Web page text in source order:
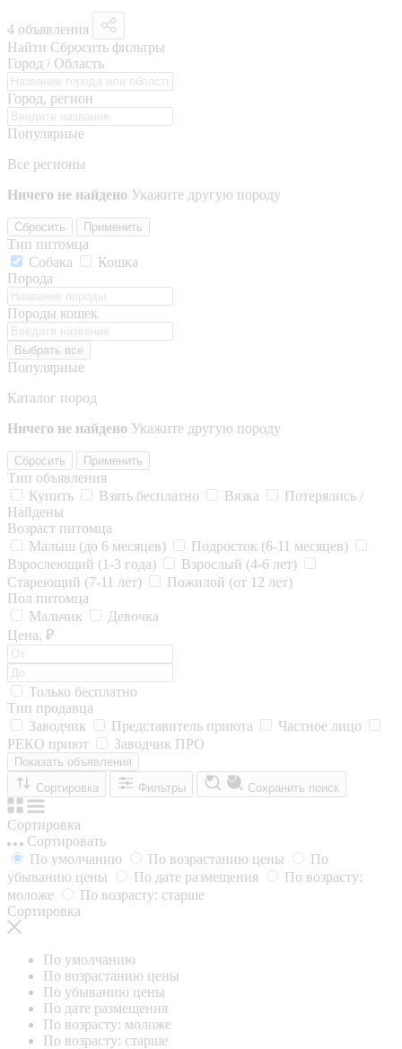
4 объявления
Найти Сбросить фильтры
Город / Область
Город, регион
Популярные
Все регионы
Ничего не найдено Укажите другую породу
Сбросить Применить
Тип питомца
Собака
Кошка
Порода
Породы кошек
Выбрать все
Популярные
Каталог пород
Ничего не найдено Укажите другую породу
Сбросить Применить
Тип объявления
Купить
Взять бесплатно Вязка
Потерялись /
Найдены
Возраст питомца
Малыш (до 6 месяцев)
Подросток (6-11 месяцев)
Взрослеющий (1-3 года)
Взрослый (4-6 лет)
Стареющий (7-11 лет)
Пожилой (от 12 лет)
Пол питомца
Мальчик
Девочка
Цена, ₽
Только бесплатно
Тип продавца
Заводчик
Представитель приюта
Частное лицо
РЕКО приют
Заводчик ПРО
Показать объявления
Сортировка
Фильтры Сохранить поиск
Сортировка
Сортировать
По умолчанию
По возрастанию цены
По
убыванию цены
По дате размещения
По возрасту:
моложе
По возрасту: старше
Сортировка
По умолчанию
По возрастанию цены
По убыванию цены
По дате размещения
По возрасту: моложе
По возрасту: старше